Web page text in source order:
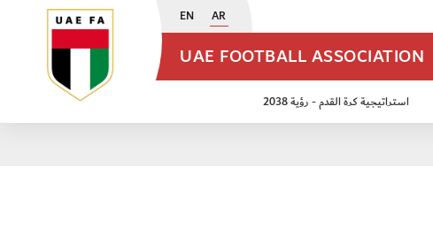
EN AR
UAE FOOTBALL ASSOCIATION
استراتيجية كرة القدم - رؤية 2038